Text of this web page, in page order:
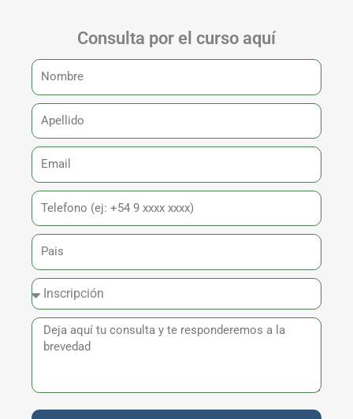
Consulta por el curso aquí